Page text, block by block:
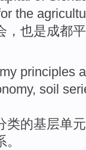
the
， 也是成都
principles
soil
类的基层单元
。